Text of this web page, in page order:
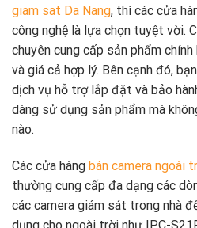
giam sat Da Nang, thì các cửa
công nghệ là lựa chọn tuyệt vời.
chuyên cung cấp sản phẩm
và giá cả hợp lý. Bên cạnh đó,
dịch vụ hỗ trợ lắp đặt và bảo
dàng sử dụng sản phẩm mà
nào.
Các cửa hàng bán camera ngoài
thường cung cấp đa dạng các
các camera giám sát trong nhà